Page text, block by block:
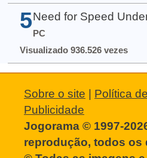
5 Need for Speed
PC
Visualizado 936.526 vezes
Sobre o site | Política
Publicidade
Jogorama © 1997-
reprodução, todos os